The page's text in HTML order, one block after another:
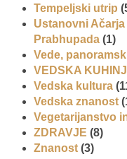
Tempeljski utrip
Ustanovni
Prabhupada (1)
Vede,
VEDSKA
Vedska kultura
Vedska znanost
Vegetarijanstvo
ZDRAVJE (8)
Znanost (3)